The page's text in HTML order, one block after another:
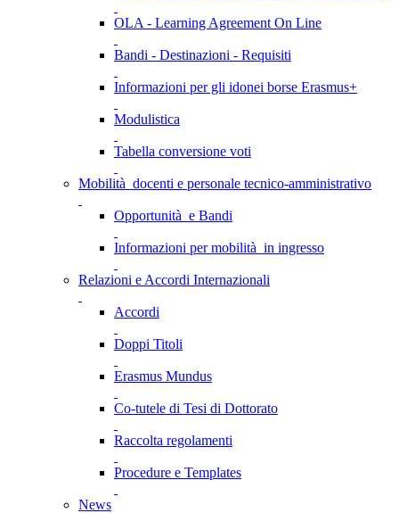
OLA - Learning Agreement On Line
Bandi - Destinazioni - Requisiti
Informazioni per gli idonei borse Erasmus+
Modulistica
Tabella conversione voti
Mobilità docenti e personale tecnico-amministrativo
Opportunità e Bandi
Informazioni per mobilità in ingresso
Relazioni e Accordi Internazionali
Accordi
Doppi Titoli
Erasmus Mundus
Co-tutele di Tesi di Dottorato
Raccolta regolamenti
Procedure e Templates
News